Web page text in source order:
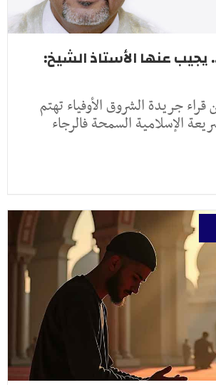
.. يجيب عنها الأستاذ الشيخ:
جريدة الشروق الأوفياء تهتم
الإسلامية السمحة فالرجاء